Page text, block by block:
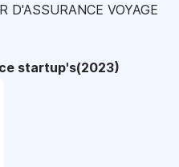
D'ASSURANCE VOYAGE
startup's(2023)